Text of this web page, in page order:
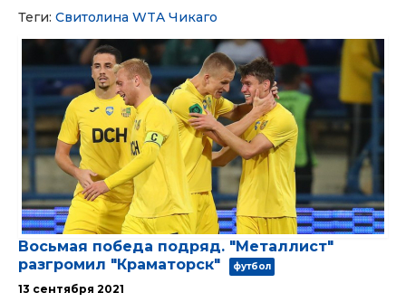
Теги: Свитолина WTA Чикаго
Восьмая победа подряд. "Металлист"
разгромил "Краматорск"
футбол
13 сентября 2021